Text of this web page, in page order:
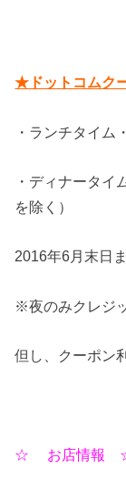
★ドットコムク
・ランチタイム
・ディナータイ
を除く）
2016年6月末日
※夜のみクレジ
但し、クーポン
☆ お店情報